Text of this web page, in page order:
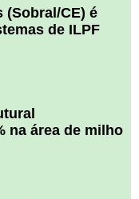
(Sobral/CE) é
de ILPF
na área de milho